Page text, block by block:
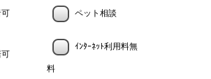
ペット相談
ｲﾝﾀｰﾈｯﾄ利用料無
料